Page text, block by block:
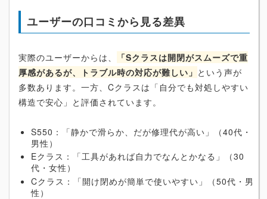
ユーザーの口コミから見る差異
実際のユーザーからは、
「Sクラスは開閉がスムーズで重
厚感があるが、トラブル時の対応が難しい」 という声が
多数あります。一方、Cクラスは「自分でも対処しやすい
構造で安心」と評価されています。
S550：「静かで滑らか、だが修理代が高い」（40代・
男性）
Eクラス：「工具があれば自力でなんとかなる」（30
代・女性）
Cクラス：「開け閉めが簡単で使いやすい」（50代・男
性）